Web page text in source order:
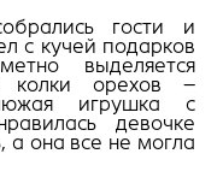
гости и
с кучей подарков
выделяется
колки орехов –
игрушка с
девочке
а она все не могла